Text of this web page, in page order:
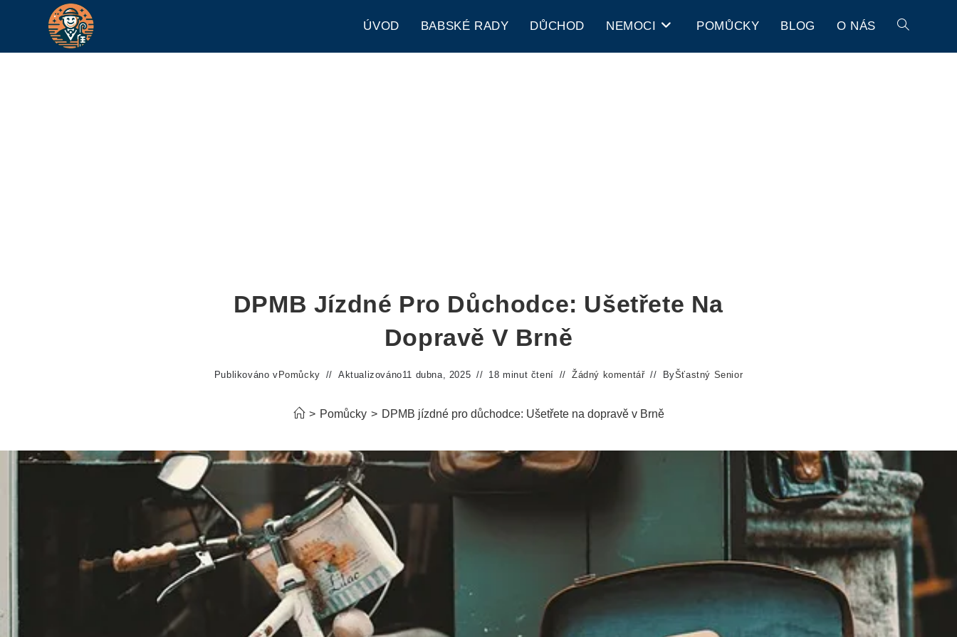
ÚVOD BABSKÉ RADY DŮCHOD NEMOCI POMŮCKY BLOG O NÁS
DPMB Jízdné Pro Důchodce: Ušetřete Na
Dopravě V Brně
Publikováno v Pomůcky Aktualizováno11 dubna, 2025 18 minut čtení Žádný komentář ByŠťastný Senior
> Pomůcky > DPMB jízdné pro důchodce: Ušetřete na dopravě v Brně